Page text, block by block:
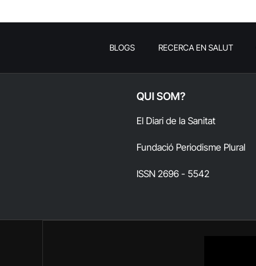
BLOGS RECERCA EN SALUT
QUI SOM?
El Diari de la Sanitat
Fundació Periodisme Plural
ISSN 2696 - 5542